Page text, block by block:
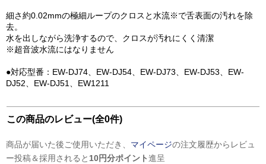
細さ約0.02mmの極細ループのクロスと水流※で舌表面の汚れを除
去。
水を出しながら洗浄するので、クロスが汚れにくく清潔
※超音波水流にはなりません
●対応型番：EW-DJ74、EW-DJ54、EW-DJ73、EW-DJ53、EW-
DJ52、EW-DJ51、EW1211
この商品のレビュー(全0件)
商品が届いた後ご使用いただき、 マイページの注文履歴からレビュ
ー投稿＆採用されると 10円分ポイント進呈